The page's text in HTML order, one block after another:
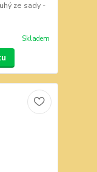
ze sady -
Skladem